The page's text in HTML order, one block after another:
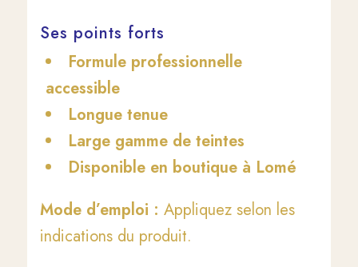
Ses points forts
Formule professionnelle
accessible
Longue tenue
Large gamme de teintes
Disponible en boutique à Lomé
Mode d’emploi : Appliquez selon les
indications du produit.